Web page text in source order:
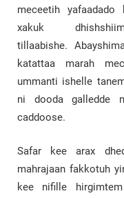
meceetih
xakuk
tillaabishe.
katattaa marah
ummanti ishelle
ni dooda galledde
caddoose.
Safar kee arax
mahrajaan fakkotuh
kee nifille